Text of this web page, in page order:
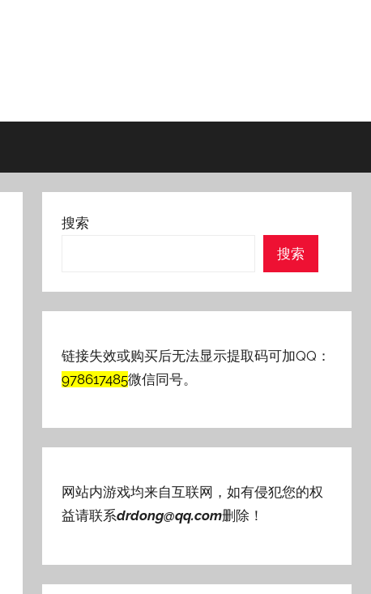
搜索
搜索
链接失效或购买后无法显示提取码可加QQ：
978617485微信同号。
网站内游戏均来自互联网，如有侵犯您的权
益请联系drdong@qq.com删除！